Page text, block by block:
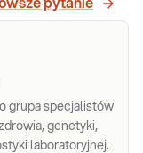
pytanie
grupa specjalistów
genetyki,
laboratoryjnej.